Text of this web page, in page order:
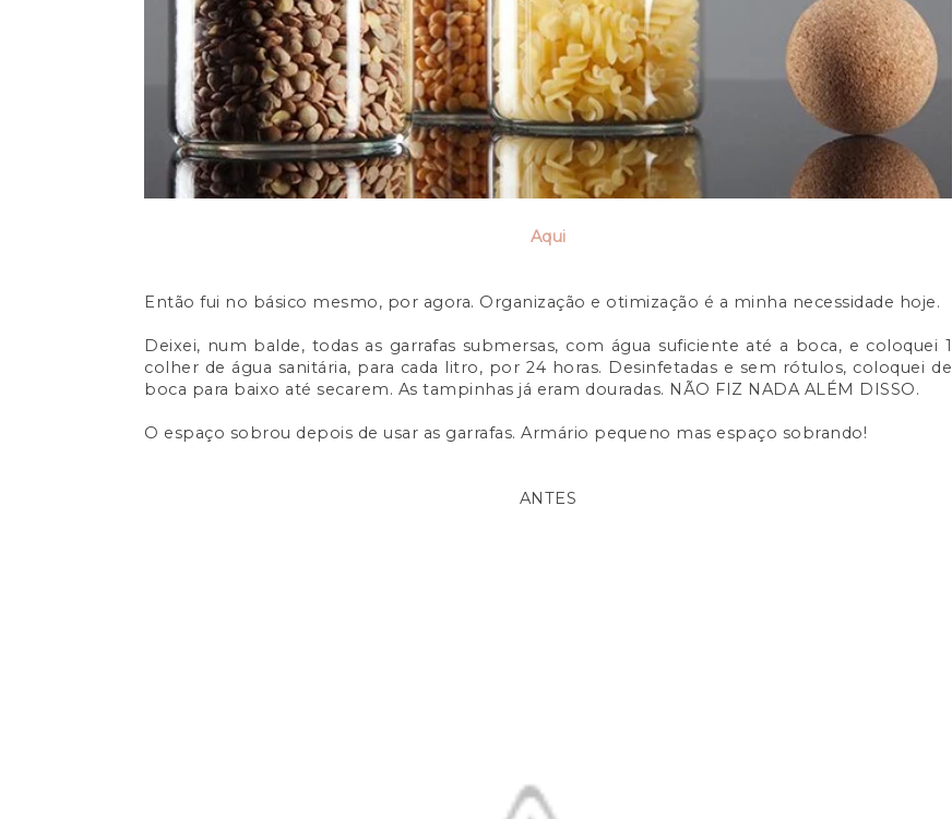
Aqui
Então fui no básico mesmo, por agora. Organização e otimização é a minha necessidade hoje.
Deixei, num balde, todas as garrafas submersas, com água suficiente até a boca, e coloquei 1
colher de água sanitária, para cada litro, por 24 horas. Desinfetadas e sem rótulos, coloquei de
boca para baixo até secarem. As tampinhas já eram douradas. NÃO FIZ NADA ALÉM DISSO.
O espaço sobrou depois de usar as garrafas. Armário pequeno mas espaço sobrando!
ANTES